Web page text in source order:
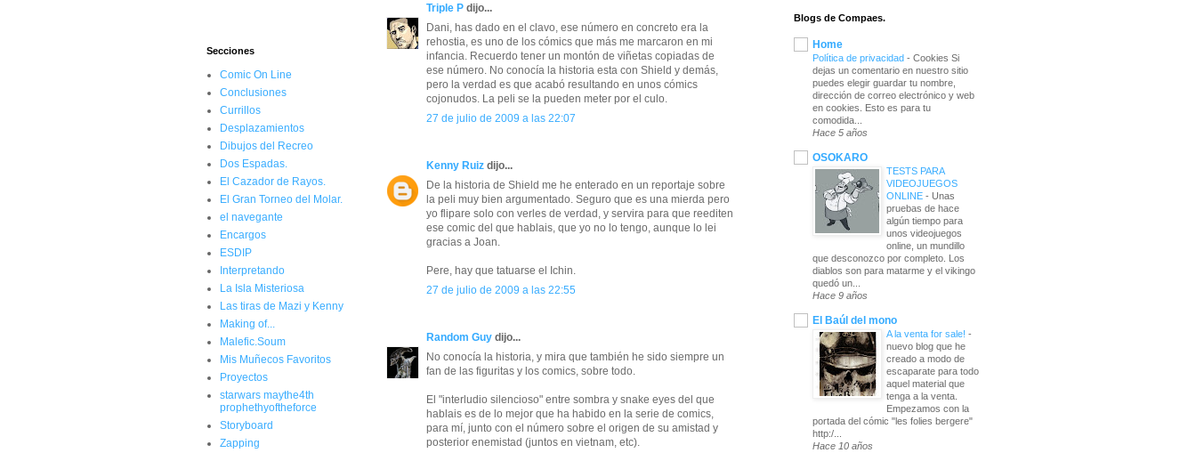
Triple P dijo...
Dani, has dado en el clavo, ese número en concreto era la
rehostia, es uno de los cómics que más me marcaron en mi
infancia. Recuerdo tener un montón de viñetas copiadas de
ese número. No conocía la historia esta con Shield y demás,
pero la verdad es que acabó resultando en unos cómics
cojonudos. La peli se la pueden meter por el culo.
27 de julio de 2009 a las 22:07
Kenny Ruiz dijo...
De la historia de Shield me he enterado en un reportaje sobre
la peli muy bien argumentado. Seguro que es una mierda pero
yo flipare solo con verles de verdad, y servira para que reediten
ese comic del que hablais, que yo no lo tengo, aunque lo lei
gracias a Joan.
Pere, hay que tatuarse el Ichin.
27 de julio de 2009 a las 22:55
Random Guy dijo...
No conocía la historia, y mira que también he sido siempre un
fan de las figuritas y los comics, sobre todo.
El "interludio silencioso" entre sombra y snake eyes del que
hablais es de lo mejor que ha habido en la serie de comics,
para mí, junto con el número sobre el origen de su amistad y
posterior enemistad (juntos en vietnam, etc).
Secciones
Comic On Line
Conclusiones
Currillos
Desplazamientos
Dibujos del Recreo
Dos Espadas.
El Cazador de Rayos.
El Gran Torneo del Molar.
el navegante
Encargos
ESDIP
Interpretando
La Isla Misteriosa
Las tiras de Mazi y Kenny
Making of...
Malefic.Soum
Mis Muñecos Favoritos
Proyectos
starwars maythe4th
prophethyoftheforce
Storyboard
Zapping
Blogs de Compaes.
Home
Política de privacidad - Cookies Si
dejas un comentario en nuestro sitio
puedes elegir guardar tu nombre,
dirección de correo electrónico y web
en cookies. Esto es para tu
comodida...
Hace 5 años
OSOKARO
TESTS PARA
VIDEOJUEGOS
ONLINE - Unas
pruebas de hace
algún tiempo para
unos videojuegos
online, un mundillo
que desconozco por completo. Los
diablos son para matarme y el vikingo
quedó un...
Hace 9 años
El Baúl del mono
A la venta for sale! -
nuevo blog que he
creado a modo de
escaparate para todo
aquel material que
tenga a la venta.
Empezamos con la
portada del cómic "les folies bergere"
http:/...
Hace 10 años